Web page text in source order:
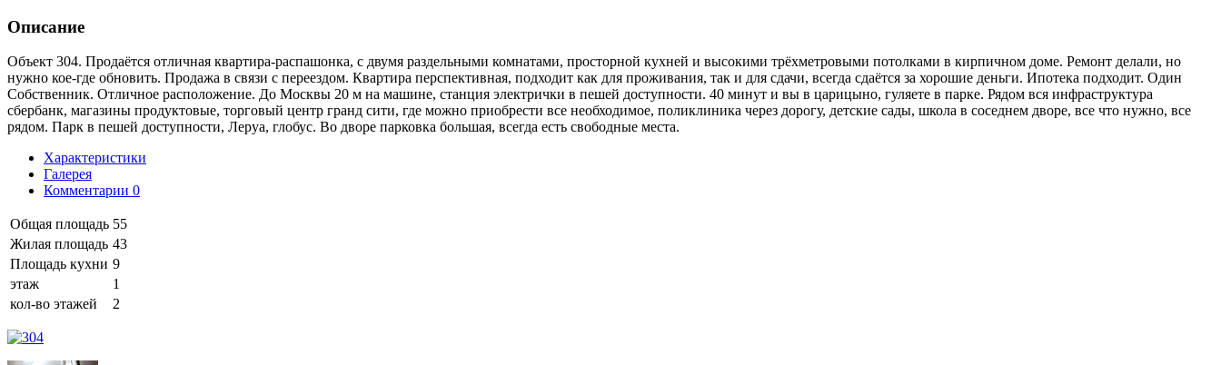
Описание
Объект 304. Продаётся отличная квартира-распашонка, с двумя раздельными комнатами, просторной кухней и высокими трёхметровыми потолками в кирпичном доме. Ремонт делали, но
нужно кое-где обновить. Продажа в связи с переездом. Квартира перспективная, подходит как для проживания, так и для сдачи, всегда сдаётся за хорошие деньги. Ипотека подходит. Один
Собственник. Отличное расположение. До Москвы 20 м на машине, станция электрички в пешей доступности. 40 минут и вы в царицыно, гуляете в парке. Рядом вся инфраструктура
сбербанк, магазины продуктовые, торговый центр гранд сити, где можно приобрести все необходимое, поликлиника через дорогу, детские сады, школа в соседнем дворе, все что нужно, все
рядом. Парк в пешей доступности, Леруа, глобус. Во дворе парковка большая, всегда есть свободные места.
Характеристики
Галерея
Комментарии 0
Общая площадь 55
Жилая площадь 43
Площадь кухни 9
этаж
1
кол-во этажей
2